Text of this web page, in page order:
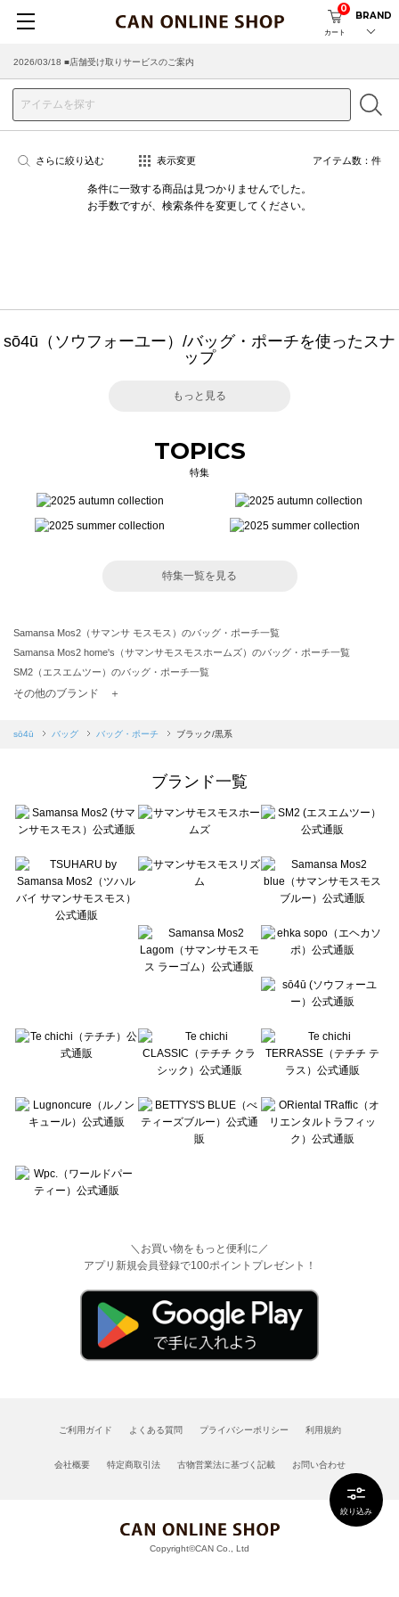
カート
0
BRAND
2026/03/18 ■店舗受け取りサービスのご案内
絞り込み
さらに絞り込む 表示変更 アイテム数： 件
条件に一致する商品は見つかりませんでした。
お手数ですが、検索条件を変更してください。
sō4ū（ソウフォーユー）/バッグ・ポーチを使ったスナ
ップ
もっと見る
TOPICS
特集
特集一覧を見る
Samansa Mos2（サマンサ モスモス）のバッグ・ポーチ一覧
Samansa Mos2 home's（サマンサモスモスホームズ）のバッグ・ポーチ一覧
SM2（エスエムツー）のバッグ・ポーチ一覧
Samansa Mos2 blue（サマンサモスモス ブルー）のバッグ・ポーチ一覧
sō4ū（ソウフォーユー）のバッグ・ポーチ一覧
Te chichi（テチチ）のバッグ・ポーチ一覧
Te chichi CLASSIC（テチチ クラシック）のバッグ・ポーチ一覧
Lugnoncure（ルノンキュール）のバッグ・ポーチ一覧
BETTY'S BLUE（べティーズブルー）のバッグ・ポーチ一覧
Wpc.（ワールドパーティー）のバッグ・ポーチ一覧
その他のブランド ＋
sō4ū バッグ バッグ・ポーチ ブラック/黒系
ブランド一覧
＼お買い物をもっと便利に／
アプリ新規会員登録で100ポイントプレゼント！
ご利用ガイド よくある質問 プライバシーポリシー 利用規約
会社概要 特定商取引法 古物営業法に基づく記載 お問い合わせ
Copyright©CAN Co., Ltd